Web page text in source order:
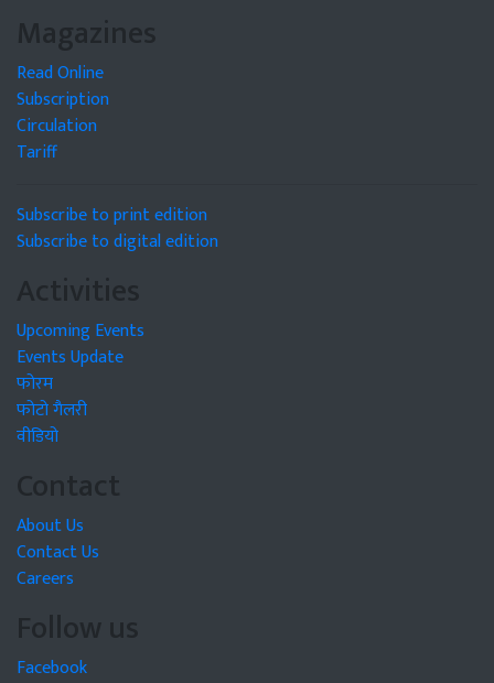
Magazines
Read Online
Subscription
Circulation
Tariff
Subscribe to print edition
Subscribe to digital edition
Activities
Upcoming Events
Events Update
फोरम
फोटो गैलरी
वीडियो
Contact
About Us
Contact Us
Careers
Follow us
Facebook